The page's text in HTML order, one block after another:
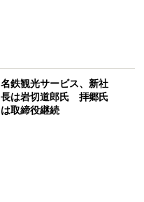
名鉄観光サービス、新社
長は岩切道郎氏 拝郷氏
は取締役継続